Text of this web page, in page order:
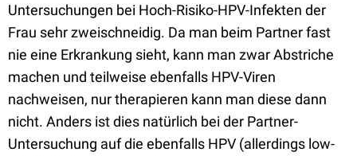
Untersuchungen bei Hoch-Risiko-HPV-Infekten der
Frau sehr zweischneidig. Da man beim Partner fast
nie eine Erkrankung sieht, kann man zwar Abstriche
machen und teilweise ebenfalls HPV-Viren
nachweisen, nur therapieren kann man diese dann
nicht. Anders ist dies natürlich bei der Partner-
Untersuchung auf die ebenfalls HPV (allerdings low-